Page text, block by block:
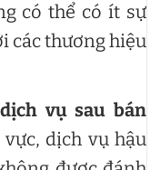
có thể có ít sự
các thương hiệu
vụ sau bán
dịch vụ hậu